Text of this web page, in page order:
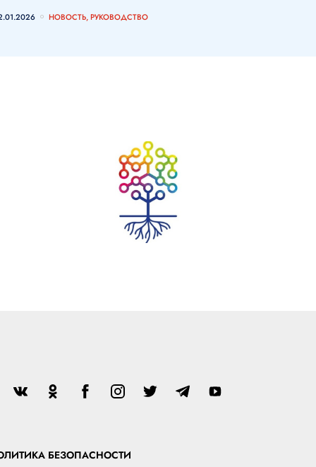
НОВОСТЬ, РУКОВОДСТВО
БЕЗОПАСНОСТИ